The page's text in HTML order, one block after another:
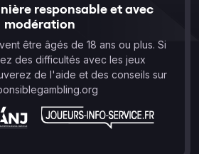
responsable et avec
modération
être âgés de 18 ans ou plus. Si
des difficultés avec les jeux
de l'aide et des conseils sur